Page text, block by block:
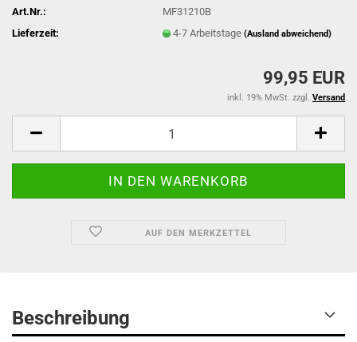
Art.Nr.:
MF31210B
Lieferzeit:
4-7 Arbeitstage(Ausland abweichend)
99,95 EUR
inkl. 19% MwSt. zzgl. Versand
AUF DEN MERKZETTEL
Beschreibung